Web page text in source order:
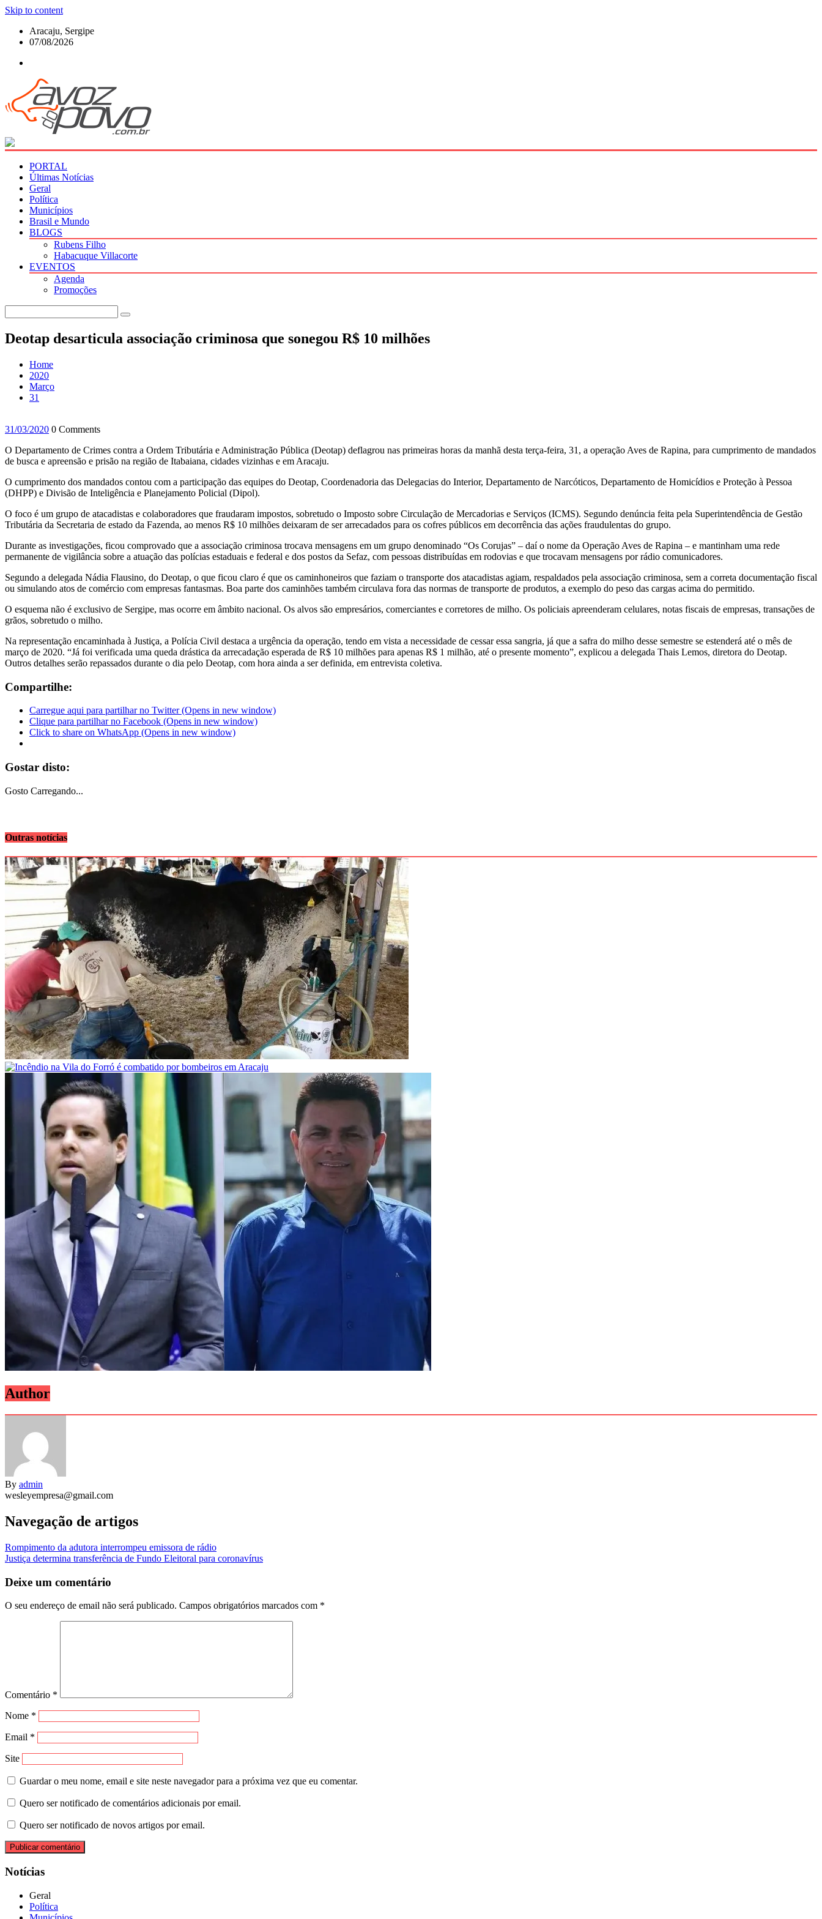
Skip to content
Aracaju, Sergipe
07/08/2026
PORTAL
Últimas Notícias
Geral
Política
Municípios
Brasil e Mundo
BLOGS
Rubens Filho
Habacuque Villacorte
EVENTOS
Agenda
Promoções
Deotap desarticula associação criminosa que sonegou R$ 10 milhões
Home
2020
Março
31
31/03/2020 0 Comments
O Departamento de Crimes contra a Ordem Tributária e Administração Pública (Deotap) deflagrou nas primeiras horas da manhã desta terça-feira, 31, a operação Aves de Rapina, para cumprimento de mandados
de busca e apreensão e prisão na região de Itabaiana, cidades vizinhas e em Aracaju.
O cumprimento dos mandados contou com a participação das equipes do Deotap, Coordenadoria das Delegacias do Interior, Departamento de Narcóticos, Departamento de Homicídios e Proteção à Pessoa
(DHPP) e Divisão de Inteligência e Planejamento Policial (Dipol).
O foco é um grupo de atacadistas e colaboradores que fraudaram impostos, sobretudo o Imposto sobre Circulação de Mercadorias e Serviços (ICMS). Segundo denúncia feita pela Superintendência de Gestão
Tributária da Secretaria de estado da Fazenda, ao menos R$ 10 milhões deixaram de ser arrecadados para os cofres públicos em decorrência das ações fraudulentas do grupo.
Durante as investigações, ficou comprovado que a associação criminosa trocava mensagens em um grupo denominado “Os Corujas” – daí o nome da Operação Aves de Rapina – e mantinham uma rede
permanente de vigilância sobre a atuação das polícias estaduais e federal e dos postos da Sefaz, com pessoas distribuídas em rodovias e que trocavam mensagens por rádio comunicadores.
Segundo a delegada Nádia Flausino, do Deotap, o que ficou claro é que os caminhoneiros que faziam o transporte dos atacadistas agiam, respaldados pela associação criminosa, sem a correta documentação fiscal
ou simulando atos de comércio com empresas fantasmas. Boa parte dos caminhões também circulava fora das normas de transporte de produtos, a exemplo do peso das cargas acima do permitido.
O esquema não é exclusivo de Sergipe, mas ocorre em âmbito nacional. Os alvos são empresários, comerciantes e corretores de milho. Os policiais apreenderam celulares, notas fiscais de empresas, transações de
grãos, sobretudo o milho.
Na representação encaminhada à Justiça, a Polícia Civil destaca a urgência da operação, tendo em vista a necessidade de cessar essa sangria, já que a safra do milho desse semestre se estenderá até o mês de
março de 2020. “Já foi verificada uma queda drástica da arrecadação esperada de R$ 10 milhões para apenas R$ 1 milhão, até o presente momento”, explicou a delegada Thais Lemos, diretora do Deotap.
Outros detalhes serão repassados durante o dia pelo Deotap, com hora ainda a ser definida, em entrevista coletiva.
Compartilhe:
Carregue aqui para partilhar no Twitter (Opens in new window)
Clique para partilhar no Facebook (Opens in new window)
Click to share on WhatsApp (Opens in new window)
Gostar disto:
Gosto Carregando...
Outras notícias
Author
By admin
wesleyempresa@gmail.com
Navegação de artigos
Rompimento da adutora interrompeu emissora de rádio
Justiça determina transferência de Fundo Eleitoral para coronavírus
Deixe um comentário
O seu endereço de email não será publicado. Campos obrigatórios marcados com *
Comentário *
Nome *
Email *
Site
Guardar o meu nome, email e site neste navegador para a próxima vez que eu comentar.
Quero ser notificado de comentários adicionais por email.
Quero ser notificado de novos artigos por email.
Notícias
Geral
Política